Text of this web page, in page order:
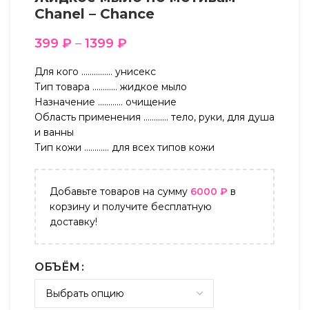
Chanel – Chance
399 ₽ – 1399 ₽
Для кого …………… унисекс
Тип товара ………… жидкое мыло
Назначение ………… очищение
Область применения ………… тело, руки, для душа
и ванны
Тип кожи ………… для всех типов кожи
Добавьте товаров на сумму 6000 ₽ в
корзину и получите бесплатную
доставку!
ОБЪЁМ